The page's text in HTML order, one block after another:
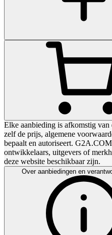
Elke aanbieding is afkomstig
zelf de prijs, algemene
bepaalt en autoriseert.
ontwikkelaars, uitgevers of
deze website beschikbaar zijn.
Over aanbiedingen en